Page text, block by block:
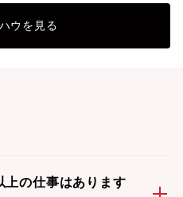
ウを見る
上の仕事はあります